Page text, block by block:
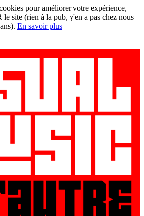
pour améliorer votre expérience,
le site (rien à la pub, y'en a pas chez nous
En savoir plus